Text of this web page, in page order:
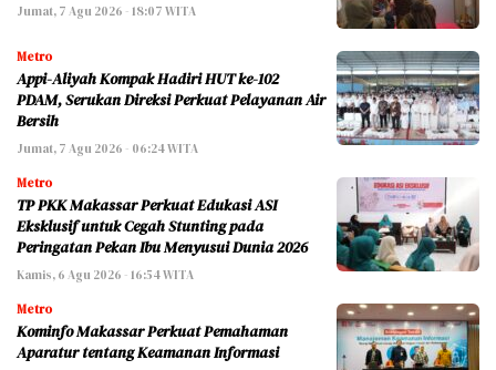
Jumat, 7 Agu 2026 - 18:07 WITA
Metro
Appi-Aliyah Kompak Hadiri HUT ke-102
PDAM, Serukan Direksi Perkuat Pelayanan Air
Bersih
Jumat, 7 Agu 2026 - 06:24 WITA
Metro
TP PKK Makassar Perkuat Edukasi ASI
Eksklusif untuk Cegah Stunting pada
Peringatan Pekan Ibu Menyusui Dunia 2026
Kamis, 6 Agu 2026 - 16:54 WITA
Metro
Kominfo Makassar Perkuat Pemahaman
Aparatur tentang Keamanan Informasi